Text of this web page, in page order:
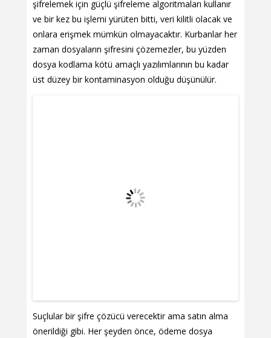
şifrelemek için güçlü şifreleme algoritmaları kullanır
ve bir kez bu işlemi yürüten bitti, veri kilitli olacak ve
onlara erişmek mümkün olmayacaktır. Kurbanlar her
zaman dosyaların şifresini çözemezler, bu yüzden
dosya kodlama kötü amaçlı yazılımlarının bu kadar
üst düzey bir kontaminasyon olduğu düşünülür.
Suçlular bir şifre çözücü verecektir ama satın alma
önerildiği gibi. Her şeyden önce, ödeme dosya